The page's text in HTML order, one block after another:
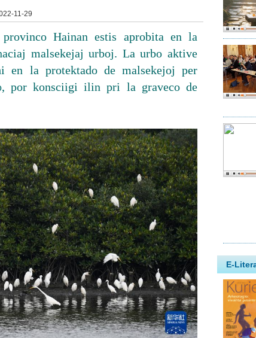
11-29
Hainan estis aprobita en la
malsekejaj urboj. La urbo aktive
en la protektado de malsekejoj per
por konsciigi ilin pri la graveco de